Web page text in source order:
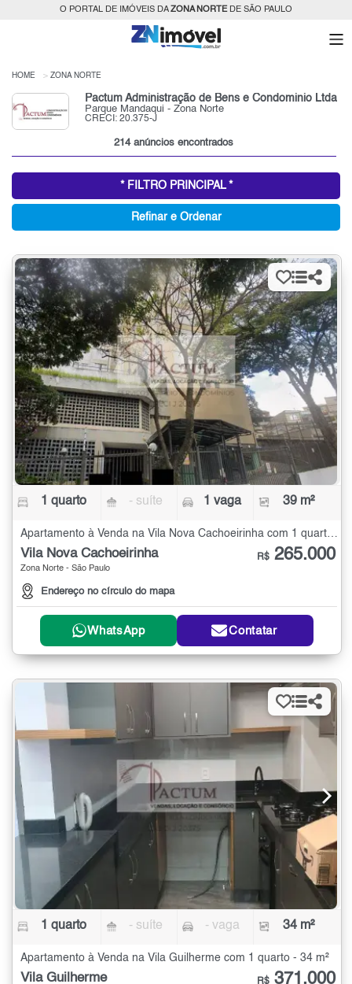
O PORTAL DE IMÓVEIS DAZONA NORTEDE SÃO PAULO
HOME ZONA NORTE
Pactum Administração de Bens e Condominio Ltda
Parque Mandaqui - Zona Norte
CRECI: 20.375-J
214 anúncios encontrados
* FILTRO PRINCIPAL *
Refinar e Ordenar
1 quarto - suíte 1 vaga 39 m²
Apartamento à Venda na Vila Nova Cachoeirinha com 1 quarto - 39 m²
Vila Nova Cachoeirinha
Zona Norte - São Paulo
Endereço no círculo do mapa
R$ 265.000
WhatsApp Contatar
1 quarto - suíte - vaga 34 m²
Apartamento à Venda na Vila Guilherme com 1 quarto - 34 m²
Vila Guilherme R$ 371.000